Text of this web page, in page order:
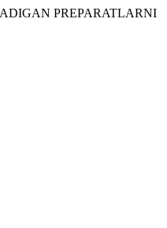
PREPARATLARNI